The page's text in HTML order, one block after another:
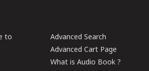
to
Advanced Search
Advanced Cart Page
What is Audio Book ?